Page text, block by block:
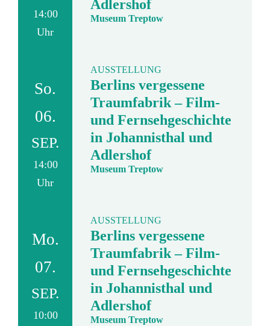
14:00
Uhr
Adlershof
Museum Treptow
So.
06.
SEP.
14:00
Uhr
AUSSTELLUNG
Berlins vergessene
Traumfabrik – Film-
und Fernsehgeschichte
in Johannisthal und
Adlershof
Museum Treptow
Mo.
07.
SEP.
10:00
AUSSTELLUNG
Berlins vergessene
Traumfabrik – Film-
und Fernsehgeschichte
in Johannisthal und
Adlershof
Museum Treptow